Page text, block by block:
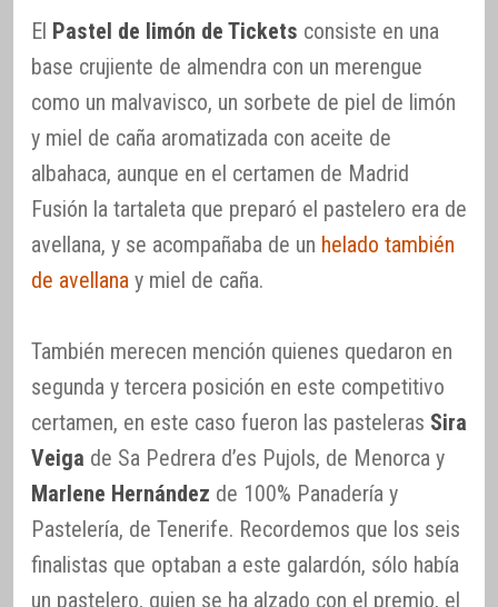
El Pastel de limón de Tickets consiste en una
base crujiente de almendra con un merengue
como un malvavisco, un sorbete de piel de limón
y miel de caña aromatizada con aceite de
albahaca, aunque en el certamen de Madrid
Fusión la tartaleta que preparó el pastelero era de
avellana, y se acompañaba de un helado también
de avellana y miel de caña.
También merecen mención quienes quedaron en
segunda y tercera posición en este competitivo
certamen, en este caso fueron las pasteleras Sira
Veiga de Sa Pedrera d’es Pujols, de Menorca y
Marlene Hernández de 100% Panadería y
Pastelería, de Tenerife. Recordemos que los seis
finalistas que optaban a este galardón, sólo había
un pastelero, quien se ha alzado con el premio, el